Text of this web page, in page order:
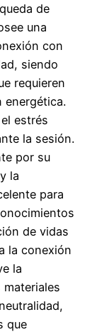
de
una
con
siendo
requieren
energética.
estrés
la sesión.
por su
la
para
de vidas
la conexión
la
que